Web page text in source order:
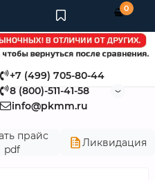
+7 (499) 705-80-44
8 (800)-511-41-58
info@pkmm.ru
прайс
pdf
Ликвидация
0